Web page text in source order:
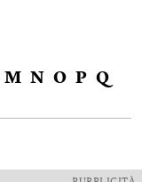
M N O P Q